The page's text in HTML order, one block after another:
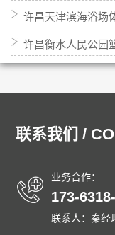
许昌天津滨海浴场
许昌衡水人民公园
联系我们 /
业务合作：
173-
联系人：秦经